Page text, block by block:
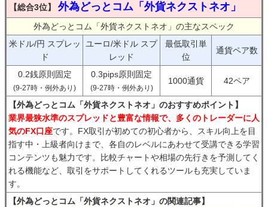
【総合3位】 外為どっとコム「外貨ネクストネオ」
外為どっとコム「外貨ネクストネオ」の主なスペック
米ドル/円 スプレッ
ド
ユーロ/米ドル スプ
レッド
最低取引単
位
通貨ペア数
0.2銭原則固定
(9-27時・例外あり)
0.3pips原則固定
(9-27時・例外あり)
1000通貨 42ペア
【外為どっとコム「外貨ネクストネオ」のおすすめポイント】
業界最狭水準のスプレッドと豊富な情報で、多くのトレーダーに人
気のFX口座です。FX取引が初めての初心者から、スキル向上を目
指す中・上級者向けまで、各自のレベルにあわせて受講できる学習
コンテンツも魅力です。比較チャートや相場の先行きを予測してく
れる機能など、取引をサポートしてくれるツールも充実していま
す。
【外為どっとコム「外貨ネクストネオ」の関連記事】